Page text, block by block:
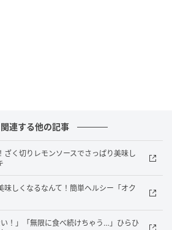
おすすめです。
燥を防ぐためにキッチンペーパー
て野菜室へ。冷やし過ぎると食
意です。
もみ、和え物、炒め物、浅漬け
関連する他の記事
ざく切りレモンソースでさっぱり美味し
味しくなるなんて！簡単ヘルシー「オク
い！」「無限に食べ続けちゃう…」ひらひ